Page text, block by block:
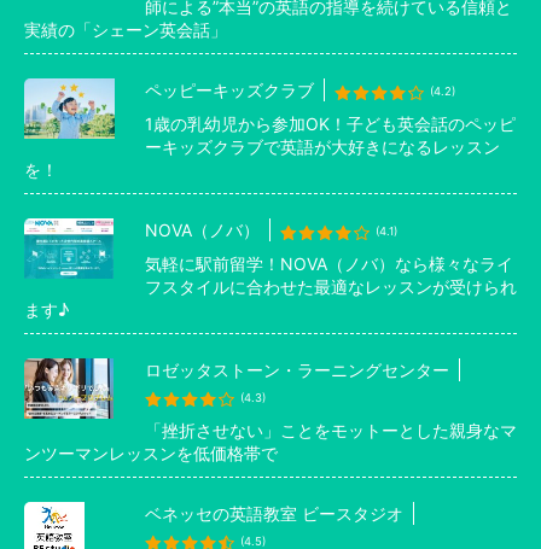
師による”本当”の英語の指導を続けている信頼と
実績の「シェーン英会話」
ペッピーキッズクラブ (4.2)
1歳の乳幼児から参加OK！子ども英会話のペッピ
ーキッズクラブで英語が大好きになるレッスン
を！
NOVA（ノバ） (4.1)
気軽に駅前留学！NOVA（ノバ）なら様々なライ
フスタイルに合わせた最適なレッスンが受けられ
ます♪
ロゼッタストーン・ラーニングセンター
(4.3)
「挫折させない」ことをモットーとした親身なマ
ンツーマンレッスンを低価格帯で
ベネッセの英語教室 ビースタジオ
(4.5)